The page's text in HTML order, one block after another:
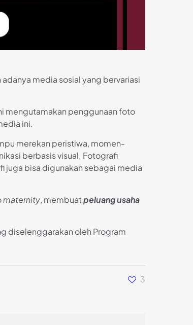
media sosial yang bervariasi
mengutamakan penggunaan foto
ini.
merekan peristiwa, momen-
berbasis visual. Fotografi
juga bisa digunakan sebagai media
maternity, membuatpeluang usaha
diselenggarakan oleh Program
3